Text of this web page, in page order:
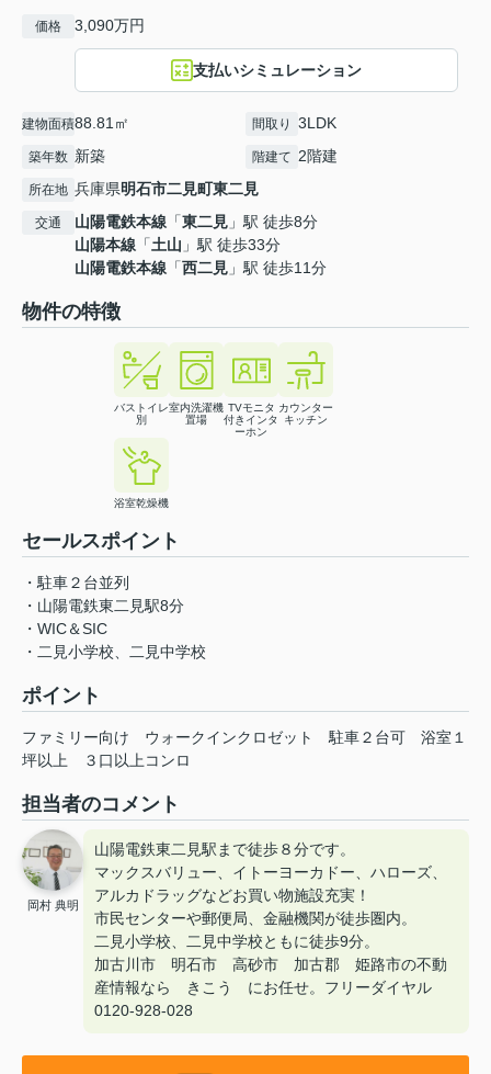
価格 3,090万円
支払いシミュレーション
建物面積88.81㎡ 間取り 3LDK
築年数 新築 階建て 2階建
所在地 兵庫県明石市二見町東二見
交通 山陽電鉄本線 「東二見 」駅 徒歩8分
山陽本線 「土山 」駅 徒歩33分
山陽電鉄本線 「西二見 」駅 徒歩11分
物件の特徴
バストイレ
別
室内洗濯機
置場
TVモニタ
付きインタ
ーホン
カウンター
キッチン
浴室乾燥機
セールスポイント
・駐車２台並列
・山陽電鉄東二見駅8分
・WIC＆SIC
・二見小学校、二見中学校
ポイント
ファミリー向け ウォークインクロゼット 駐車２台可
浴室１
坪以上
３口以上コンロ
担当者のコメント
岡村 典明
山陽電鉄東二見駅まで徒歩８分です。
マックスバリュー、イトーヨーカドー、ハローズ、
アルカドラッグなどお買い物施設充実！
市民センターや郵便局、金融機関が徒歩圏内。
二見小学校、二見中学校ともに徒歩9分。
加古川市 明石市 高砂市 加古郡 姫路市の不動
産情報なら きこう にお任せ。フリーダイヤル
0120-928-028